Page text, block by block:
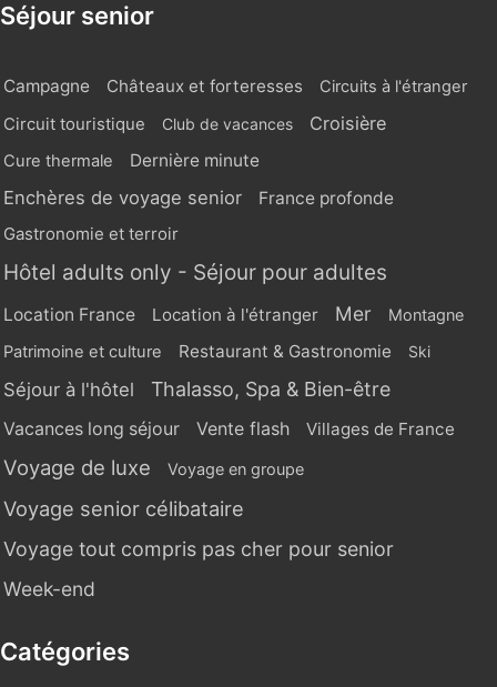
Séjour senior
Campagne Châteaux et forteresses
Circuits à l'étranger
Circuit touristique
Club de vacances Croisière
Cure thermale Dernière minute
Enchères de voyage senior
France profonde
Gastronomie et terroir
Hôtel adults only - Séjour pour adultes
Location France Location à l'étranger Mer Montagne
Patrimoine et culture Restaurant & Gastronomie Ski
Séjour à l'hôtel Thalasso, Spa & Bien-être
Vacances long séjour Vente flash Villages de France
Voyage de luxe Voyage en groupe
Voyage senior célibataire
Voyage tout compris pas cher pour senior
Week-end
Catégories